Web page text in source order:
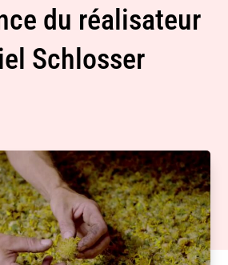
du réalisateur
Schlosser